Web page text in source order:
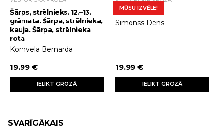
Šārps, strēlnieks. 12.–13.
grāmata. Šārpa, strēlnieka,
kauja. Šārpa, strēlnieka
rota
Kornvela Bernarda
19.99 €
IELIKT GROZĀ
MŪSU IZVĒLE!
Terors
Simonss Dens
19.99 €
IELIKT GROZĀ
SVARĪGĀKAIS